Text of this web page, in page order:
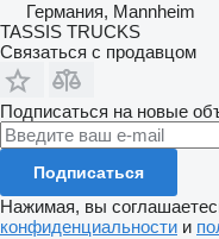
Германия, Mannheim
TASSIS TRUCKS
Связаться с продавцом
Подписаться на новые
Подписаться
Нажимая, вы
конфиденциальности и